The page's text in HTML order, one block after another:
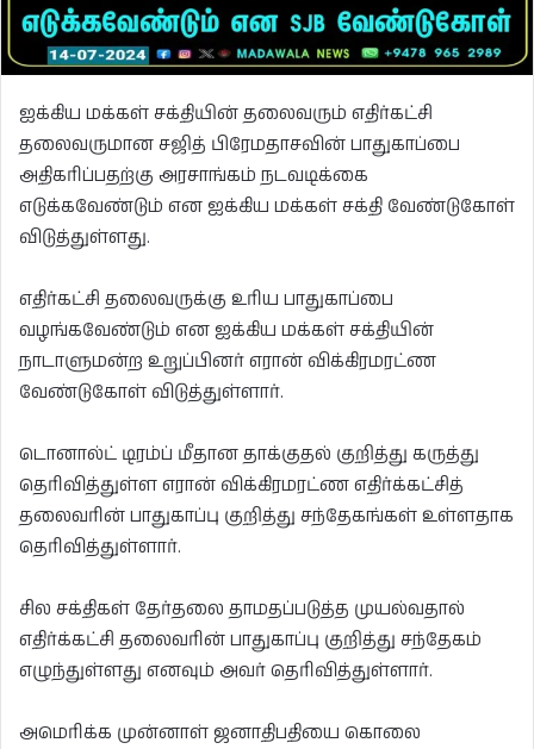
ஐக்கிய மக்கள் சக்தியின் தலைவரும் எதிர்கட்சி
தலைவருமான சஜித் பிரேமதாசவின் பாதுகாப்பை
அதிகரிப்பதற்கு அரசாங்கம் நடவடிக்கை
எடுக்கவேண்டும் என ஐக்கிய மக்கள் சக்தி வேண்டுகோள்
விடுத்துள்ளது.
எதிர்கட்சி தலைவருக்கு உரிய பாதுகாப்பை
வழங்கவேண்டும் என ஐக்கிய மக்கள் சக்தியின்
நாடாளுமன்ற உறுப்பினர் எரான் விக்கிரமரட்ண
வேண்டுகோள் விடுத்துள்ளார்.
டொனால்ட் டிரம்ப் மீதான தாக்குதல் குறித்து கருத்து
தெரிவித்துள்ள எரான் விக்கிரமரட்ண எதிர்க்கட்சித்
தலைவரின் பாதுகாப்பு குறித்து சந்தேகங்கள் உள்ளதாக
தெரிவித்துள்ளார்.
சில சக்திகள் தேர்தலை தாமதப்படுத்த முயல்வதால்
எதிர்க்கட்சி தலைவரின் பாதுகாப்பு குறித்து சந்தேகம்
எழுந்துள்ளது எனவும் அவர் தெரிவித்துள்ளார்.
அமெரிக்க முன்னாள் ஜனாதிபதியை கொலை